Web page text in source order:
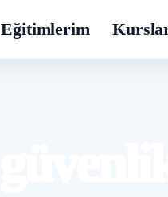
Eğitimlerim